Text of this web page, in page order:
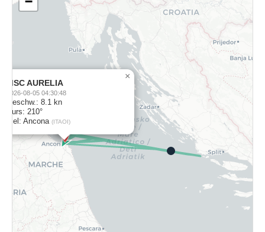
MSC AURELIA
2026-08-05 04:30:48
Geschw.: 8.1 kn
Kurs: 210°
Ziel: Ancona (ITAOI)
×